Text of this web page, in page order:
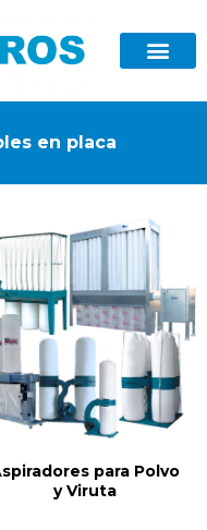
en placa
para Polvo
y Viruta